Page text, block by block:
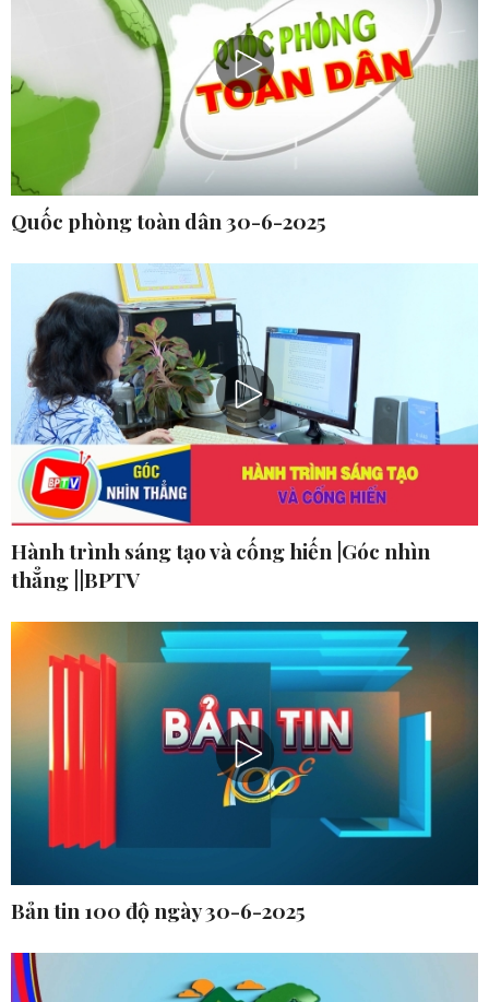
Quốc phòng toàn dân 30-6-2025
Hành trình sáng tạo và cống hiến |Góc nhìn
thẳng ||BPTV
Bản tin 100 độ ngày 30-6-2025